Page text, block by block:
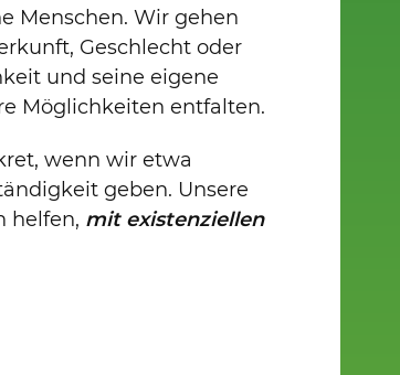
Menschen. Wir gehen
Geschlecht oder
und seine eigene
Möglichkeiten entfalten.
wenn wir etwa
geben. Unsere
helfen, mit existenziellen